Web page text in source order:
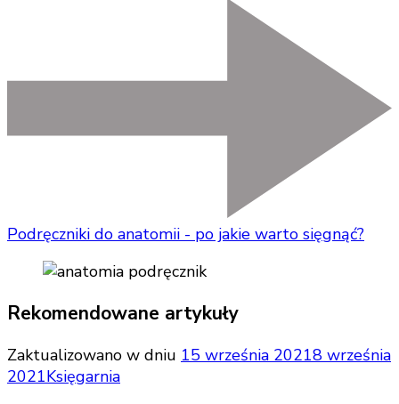
Podręczniki do anatomii - po jakie warto sięgnąć?
Rekomendowane artykuły
Zaktualizowano w dniu 15 września 20218 września
2021Księgarnia